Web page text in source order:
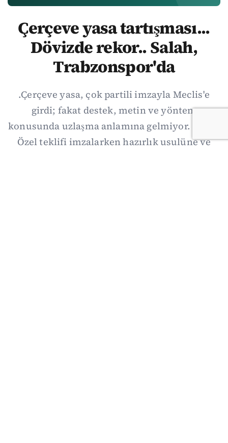
Çerçeve yasa tartışması...
Dövizde rekor.. Salah,
Trabzonspor'da
.Çerçeve yasa, çok partili imzayla Meclis'e
girdi; fakat destek, metin ve yöntem
konusunda uzlaşma anlamına gelmiyor. Özgür
Özel teklifi imzalarken hazırlık usulüne ve